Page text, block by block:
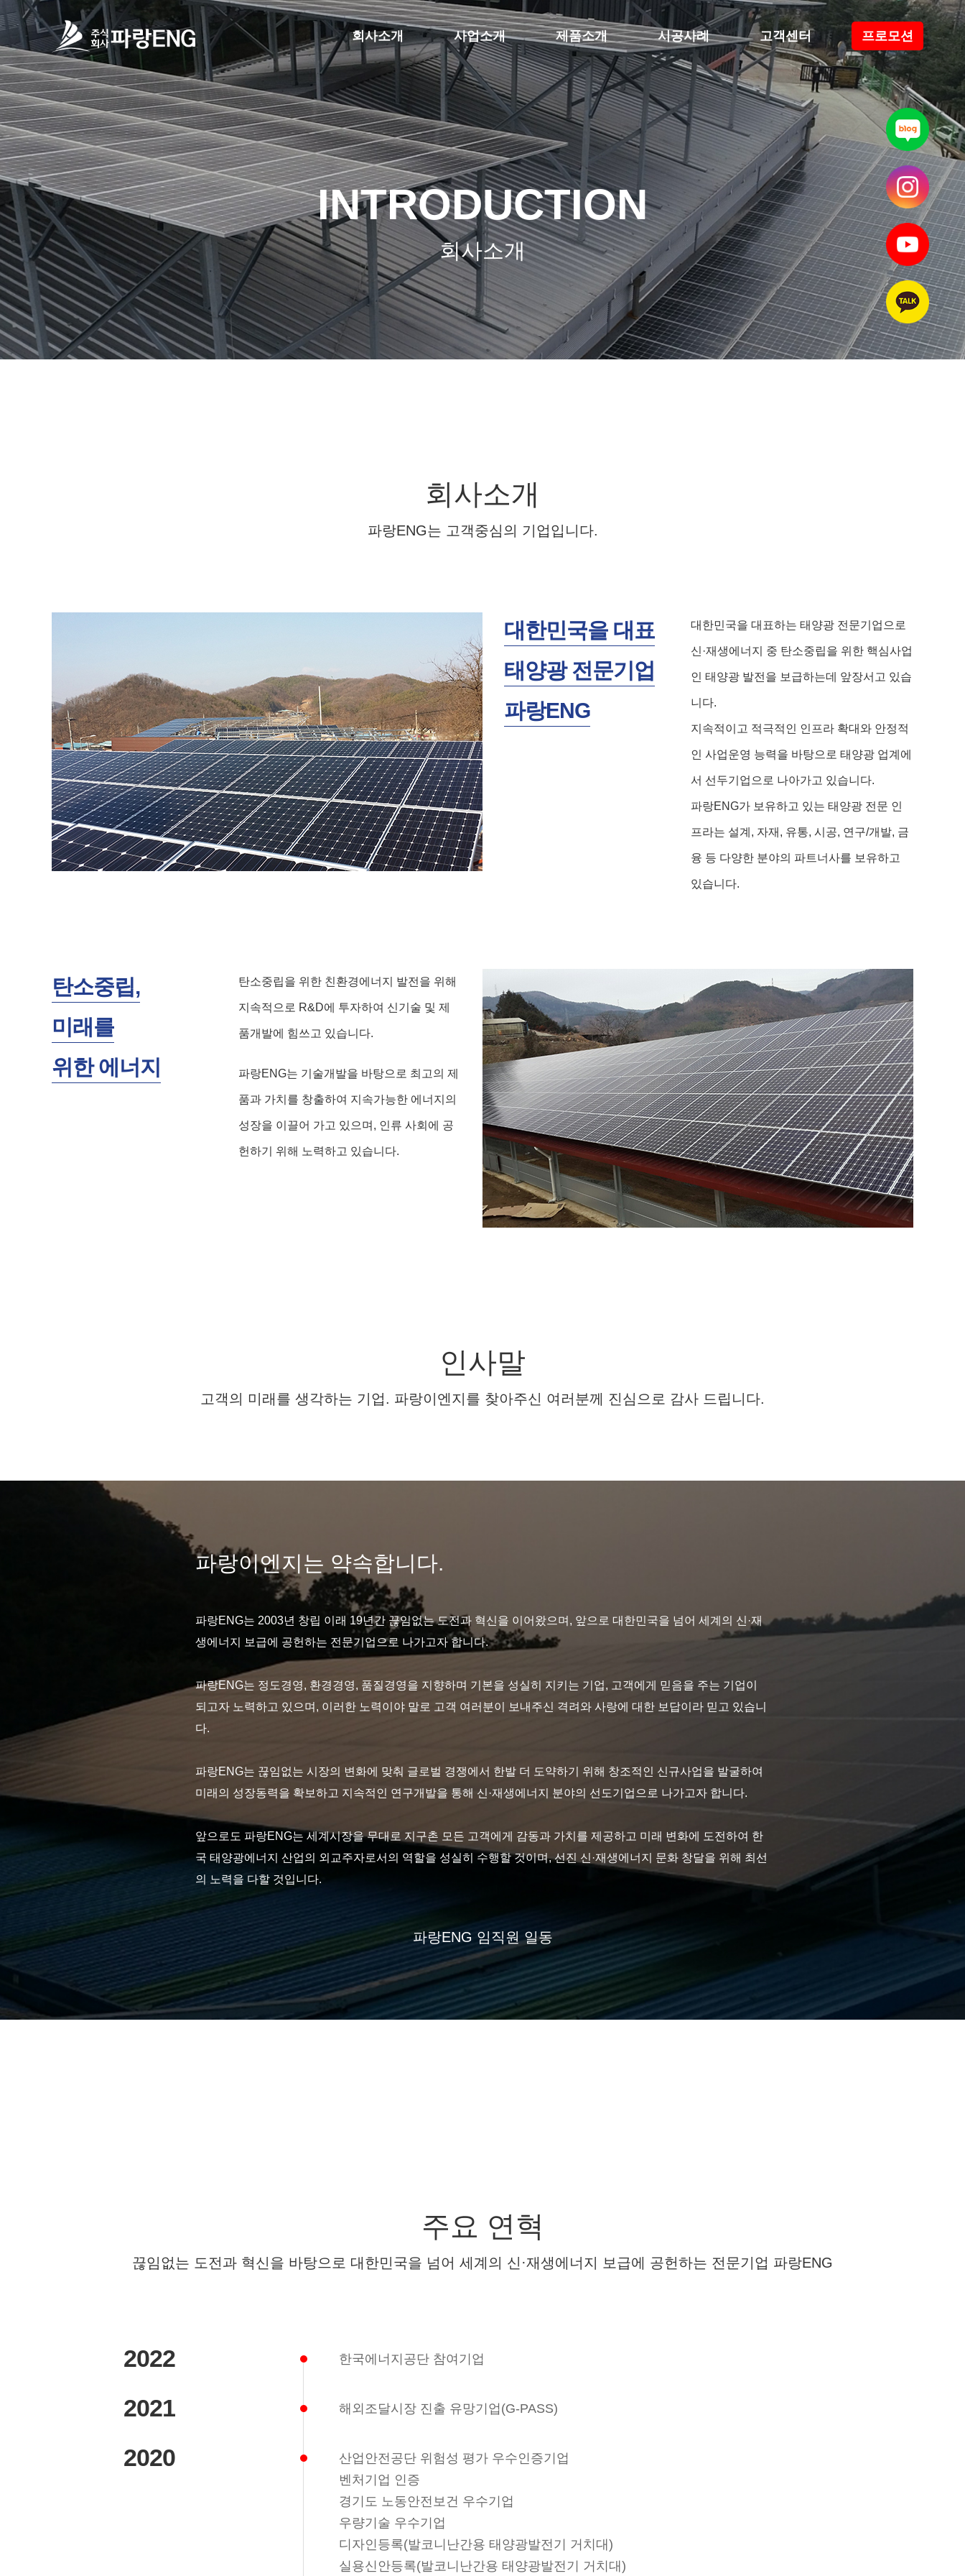
회사소개 사업소개 제품소개 시공사례 고객센터 프로모션
INTRODUCTION
회사소개
회사소개
파랑ENG는 고객중심의 기업입니다.
대한민국을 대표
태양광 전문기업
파랑ENG
대한민국을 대표하는 태양광 전문기업으로
신·재생에너지 중 탄소중립을 위한 핵심사업
인 태양광 발전을 보급하는데 앞장서고 있습
니다.
지속적이고 적극적인 인프라 확대와 안정적
인 사업운영 능력을 바탕으로 태양광 업계에
서 선두기업으로 나아가고 있습니다.
파랑ENG가 보유하고 있는 태양광 전문 인
프라는 설계, 자재, 유통, 시공, 연구/개발, 금
융 등 다양한 분야의 파트너사를 보유하고
있습니다.
탄소중립,
미래를
위한 에너지
탄소중립을 위한 친환경에너지 발전을 위해
지속적으로 R&D에 투자하여 신기술 및 제
품개발에 힘쓰고 있습니다.
파랑ENG는 기술개발을 바탕으로 최고의 제
품과 가치를 창출하여 지속가능한 에너지의
성장을 이끌어 가고 있으며, 인류 사회에 공
헌하기 위해 노력하고 있습니다.
인사말
고객의 미래를 생각하는 기업. 파랑이엔지를 찾아주신 여러분께 진심으로 감사 드립니다.
파랑이엔지는 약속합니다.
파랑ENG는 2003년 창립 이래 19년간 끊임없는 도전과 혁신을 이어왔으며, 앞으로 대한민국을 넘어 세계의 신·재
생에너지 보급에 공헌하는 전문기업으로 나가고자 합니다.
파랑ENG는 정도경영, 환경경영, 품질경영을 지향하며 기본을 성실히 지키는 기업, 고객에게 믿음을 주는 기업이
되고자 노력하고 있으며, 이러한 노력이야 말로 고객 여러분이 보내주신 격려와 사랑에 대한 보답이라 믿고 있습니
다.
파랑ENG는 끊임없는 시장의 변화에 맞춰 글로벌 경쟁에서 한발 더 도약하기 위해 창조적인 신규사업을 발굴하여
미래의 성장동력을 확보하고 지속적인 연구개발을 통해 신·재생에너지 분야의 선도기업으로 나가고자 합니다.
앞으로도 파랑ENG는 세계시장을 무대로 지구촌 모든 고객에게 감동과 가치를 제공하고 미래 변화에 도전하여 한
국 태양광에너지 산업의 외교주자로서의 역할을 성실히 수행할 것이며, 선진 신·재생에너지 문화 창달을 위해 최선
의 노력을 다할 것입니다.
파랑ENG 임직원 일동
주요 연혁
끊임없는 도전과 혁신을 바탕으로 대한민국을 넘어 세계의 신·재생에너지 보급에 공헌하는 전문기업 파랑ENG
2022 한국에너지공단 참여기업
2021 해외조달시장 진출 유망기업(G-PASS)
2020
산업안전공단 위험성 평가 우수인증기업
벤처기업 인증
경기도 노동안전보건 우수기업
우량기술 우수기업
디자인등록(발코니난간용 태양광발전기 거치대)
실용신안등록(발코니난간용 태양광발전기 거치대)